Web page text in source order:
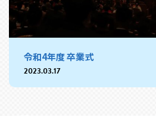
令和4年度 卒業式
2023.03.17